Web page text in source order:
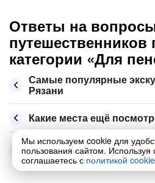
Ответы на
путешественников
категории «Для
Самые популярные
Рязани
Какие места ещё
Сколько стоит экскурсия
2026
Мы используем cookie для
пользования сайтом. Используя
соглашаетесь с политикой cookie